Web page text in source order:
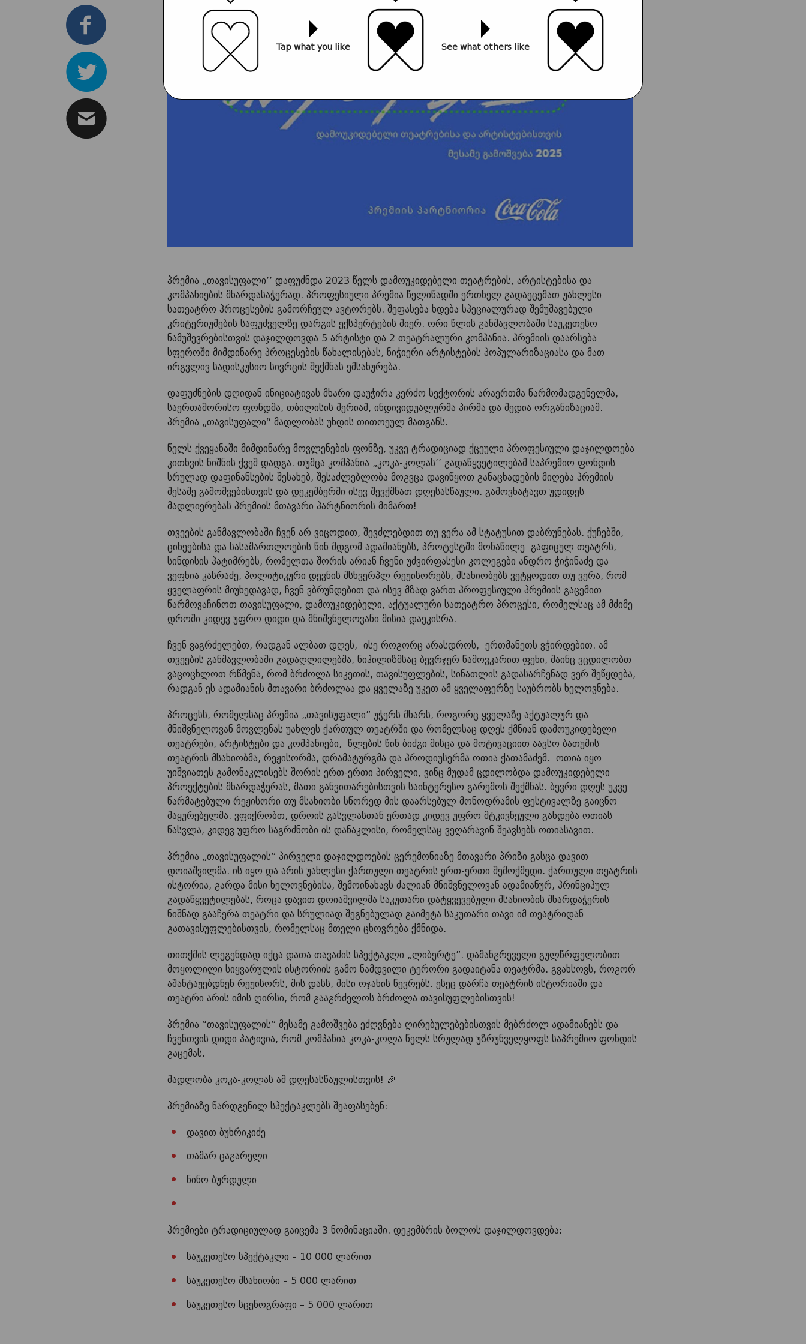
პრემია „თავისუფალი’’ დაფუძნდა 2023 წელს დამოუკიდებელი თეატრების, არტისტებისა და
კომპანიების მხარდასაჭერად. პროფესიული პრემია წელიწადში ერთხელ გადაეცემათ უახლესი
სათეატრო პროცესების გამორჩეულ ავტორებს. შეფასება ხდება სპეციალურად შემუშავებული
კრიტერიუმების საფუძველზე დარგის ექსპერტების მიერ. ორი წლის განმავლობაში საუკეთესო
ნამუშევრებისთვის დაჯილდოვდა 5 არტისტი და 2 თეატრალური კომპანია. პრემიის დაარსება
სფეროში მიმდინარე პროცესების წახალისებას, ნიჭიერი არტისტების პოპულარიზაციასა და მათ
ირგვლივ სადისკუსიო სივრცის შექმნას ემსახურება.
დაფუძნების დღიდან ინიციატივას მხარი დაუჭირა კერძო სექტორის არაერთმა წარმომადგენელმა,
საერთაშორისო ფონდმა, თბილისის მერიამ, ინდივიდუალურმა პირმა და მედია ორგანიზაციამ.
პრემია „თავისუფალი“ მადლობას უხდის თითოეულ მათგანს.
წელს ქვეყანაში მიმდინარე მოვლენების ფონზე, უკვე ტრადიციად ქცეული პროფესიული დაჯილდოება
კითხვის ნიშნის ქვეშ დადგა. თუმცა კომპანია „კოკა-კოლას’’ გადაწყვეტილებამ საპრემიო ფონდის
სრულად დაფინანსების შესახებ, შესაძლებლობა მოგვცა დავიწყოთ განაცხადების მიღება პრემიის
მესამე გამოშვებისთვის და დეკემბერში ისევ შევქმნათ დღესასწაული. გამოვხატავთ უდიდეს
მადლიერებას პრემიის მთავარი პარტნიორის მიმართ!
თვეების განმავლობაში ჩვენ არ ვიცოდით, შევძლებდით თუ ვერა ამ სტატუსით დაბრუნებას. ქუჩებში,
ციხეებისა და სასამართლოების წინ მდგომ ადამიანებს, პროტესტში მონაწილე გაფიცულ თეატრს,
სინდისის პატიმრებს, რომელთა შორის არიან ჩვენი უძვირფასესი კოლეგები ანდრო ჭიჭინაძე და
ვეფხია კასრაძე, პოლიტიკური დევნის მსხვერპლ რეჟისორებს, მსახიობებს ვეტყოდით თუ ვერა, რომ
ყველაფრის მიუხედავად, ჩვენ ვბრუნდებით და ისევ მზად ვართ პროფესიული პრემიის გაცემით
წარმოვაჩინოთ თავისუფალი, დამოუკიდებელი, აქტუალური სათეატრო პროცესი, რომელსაც ამ მძიმე
დროში კიდევ უფრო დიდი და მნიშვნელოვანი მისია დაეკისრა.
ჩვენ ვაგრძელებთ, რადგან ალბათ დღეს, ისე როგორც არასდროს, ერთმანეთს ვჭირდებით. ამ
თვეების განმავლობაში გადაღლილებმა, ნიჰილიზმსაც ბევრჯერ წამოვკარით ფეხი, მაინც ვცდილობთ
ვაცოცხლოთ რწმენა, რომ ბრძოლა სიკეთის, თავისუფლების, სინათლის გადასარჩენად ვერ შეწყდება,
რადგან ეს ადამიანის მთავარი ბრძოლაა და ყველაზე უკეთ ამ ყველაფერზე საუბრობს ხელოვნება.
პროცესს, რომელსაც პრემია „თავისუფალი” უჭერს მხარს, როგორც ყველაზე აქტუალურ და
მნიშვნელოვან მოვლენას უახლეს ქართულ თეატრში და რომელსაც დღეს ქმნიან დამოუკიდებელი
თეატრები, არტისტები და კომპანიები, წლების წინ ბიძგი მისცა და მოტივაციით აავსო ბათუმის
თეატრის მსახიობმა, რეჟისორმა, დრამატურგმა და პროდიუსერმა ოთია ქათამაძემ. ოთია იყო
უიშვიათეს გამონაკლისებს შორის ერთ-ერთი პირველი, ვინც მუდამ ცდილობდა დამოუკიდებელი
პროექტების მხარდაჭერას, მათი განვითარებისთვის საინტერესო გარემოს შექმნას. ბევრი დღეს უკვე
წარმატებული რეჟისორი თუ მსახიობი სწორედ მის დაარსებულ მონოდრამის ფესტივალზე გაიცნო
მაყურებელმა. ვფიქრობთ, დროის გასვლასთან ერთად კიდევ უფრო მტკივნეული გახდება ოთიას
წასვლა, კიდევ უფრო საგრძნობი ის დანაკლისი, რომელსაც ვეღარავინ შეავსებს ოთიასავით.
პრემია „თავისუფალის” პირველი დაჯილდოების ცერემონიაზე მთავარი პრიზი გასცა დავით
დოიაშვილმა. ის იყო და არის უახლესი ქართული თეატრის ერთ-ერთი შემოქმედი. ქართული თეატრის
ისტორია, გარდა მისი ხელოვნებისა, შემოინახავს ძალიან მნიშვნელოვან ადამიანურ, პრინციპულ
გადაწყვეტილებას, როცა დავით დოიაშვილმა საკუთარი დატყვევებული მსახიობის მხარდაჭერის
ნიშნად გააჩერა თეატრი და სრულიად შეგნებულად გაიმეტა საკუთარი თავი იმ თეატრიდან
გათავისუფლებისთვის, რომელსაც მთელი ცხოვრება ქმნიდა.
თითქმის ლეგენდად იქცა დათა თავაძის სპექტაკლი „ლიბერტე”. დამანგრეველი გულწრფელობით
მოყოლილი სიყვარულის ისტორიის გამო ნამდვილი ტერორი გადაიტანა თეატრმა. გვახსოვს, როგორ
აშანტაჟებდნენ რეჟისორს, მის დასს, მისი ოჯახის წევრებს. ესეც დარჩა თეატრის ისტორიაში და
თეატრი არის იმის ღირსი, რომ გააგრძელოს ბრძოლა თავისუფლებისთვის!
პრემია “თავისუფალის” მესამე გამოშვება ეძღვნება ღირებულებებისთვის მებრძოლ ადამიანებს და
ჩვენთვის დიდი პატივია, რომ კომპანია კოკა-კოლა წელს სრულად უზრუნველყოფს საპრემიო ფონდის
გაცემას.
მადლობა კოკა-კოლას ამ დღესასწაულისთვის! 🎉
პრემიაზე წარდგენილ სპექტაკლებს შეაფასებენ:
დავით ბუხრიკიძე
თამარ ცაგარელი
ნინო ბურდული
პრემიები ტრადიციულად გაიცემა 3 ნომინაციაში. დეკემბრის ბოლოს დაჯილდოვდება:
საუკეთესო სპექტაკლი – 10 000 ლარით
საუკეთესო მსახიობი – 5 000 ლარით
საუკეთესო სცენოგრაფი – 5 000 ლარით
Tap what you like See what others like